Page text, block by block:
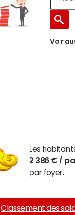
Voir
Les
2 386 € /
par foyer.
Classement des